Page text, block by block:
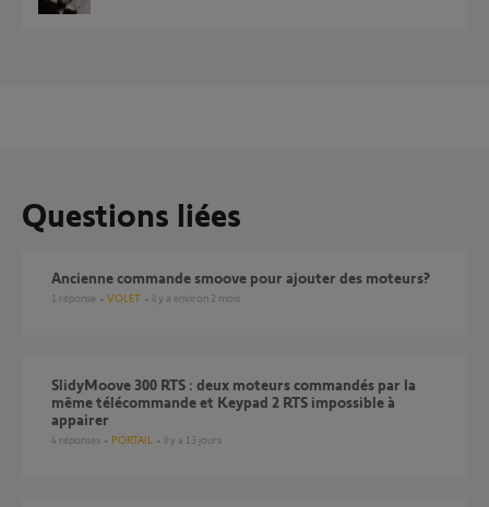
Questions liées
ancienne commande smoove pour ajouter des moteurs?
1 réponse VOLET il y a environ 2 mois
SlidyMoove 300 RTS : deux moteurs commandés par la
même télécommande et Keypad 2 RTS impossible à
appairer
4 réponses PORTAIL il y a 13 jours